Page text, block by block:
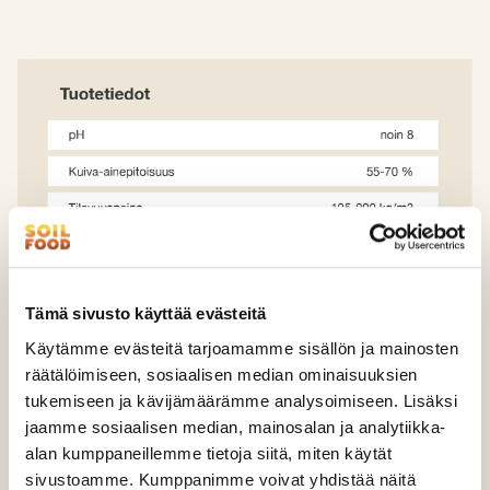
Tämä sivusto käyttää evästeitä
Käytämme evästeitä tarjoamamme sisällön ja mainosten
räätälöimiseen, sosiaalisen median ominaisuuksien
tukemiseen ja kävijämäärämme analysoimiseen. Lisäksi
jaamme sosiaalisen median, mainosalan ja analytiikka-
alan kumppaneillemme tietoja siitä, miten käytät
sivustoamme. Kumppanimme voivat yhdistää näitä